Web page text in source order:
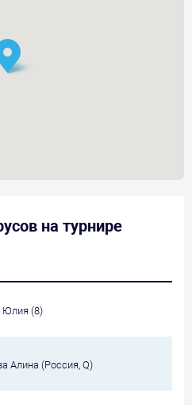
на турнире
Юлия (8)
Алина (Россия, Q)